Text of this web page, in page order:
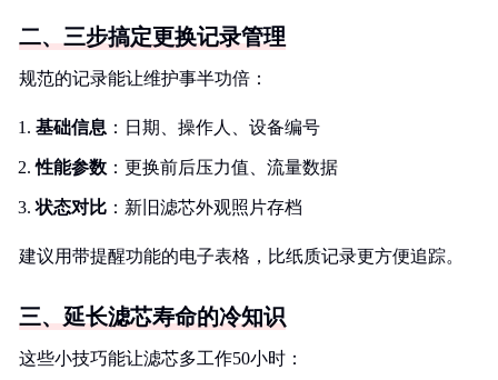
二、三步搞定更换记录管理
规范的记录能让维护事半功倍：
基础信息 ：日期、操作人、设备编号
性能参数 ：更换前后压力值、流量数据
状态对比 ：新旧滤芯外观照片存档
建议用带提醒功能的电子表格，比纸质记录更方便追踪。
三、延长滤芯寿命的冷知识
这些小技巧能让滤芯多工作50小时：